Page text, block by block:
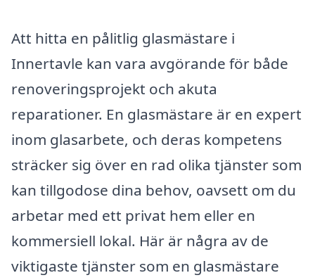
Att hitta en pålitlig glasmästare i
Innertavle kan vara avgörande för både
renoveringsprojekt och akuta
reparationer. En glasmästare är en expert
inom glasarbete, och deras kompetens
sträcker sig över en rad olika tjänster som
kan tillgodose dina behov, oavsett om du
arbetar med ett privat hem eller en
kommersiell lokal. Här är några av de
viktigaste tjänster som en glasmästare